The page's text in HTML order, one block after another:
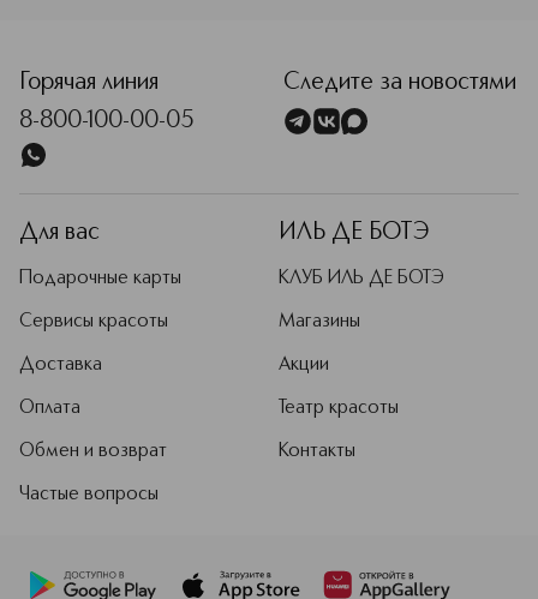
Горячая линия
8-800-100-00-05
Следите за новостями
Для вас
Подарочные карты
Сервисы красоты
Доставка
Оплата
Обмен и возврат
Частые вопросы
ИЛЬ ДЕ БОТЭ
КЛУБ ИЛЬ ДЕ БОТЭ
Магазины
Акции
Театр красоты
Контакты